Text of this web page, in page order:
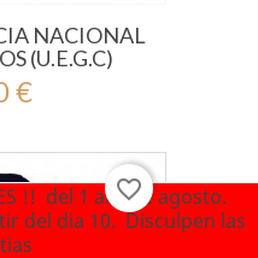
!! del 1 al 9 de agosto.
del dia 10. Disculpen las
NACIONAL
(U.E.G.C)
€
favorite_border